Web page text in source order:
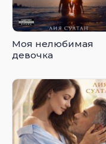
Моя нелюбимая
девочка